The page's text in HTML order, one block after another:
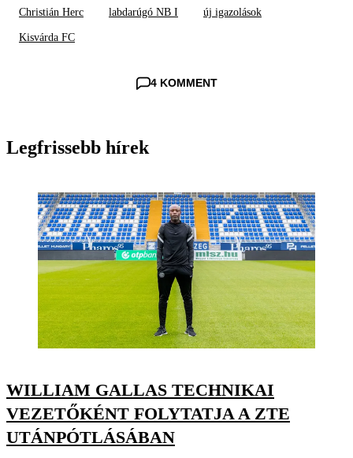
Christián Herc labdarúgó NB I új igazolások
Kisvárda FC
4 KOMMENT
Legfrissebb hírek
WILLIAM GALLAS TECHNIKAI
VEZETŐKÉNT FOLYTATJA A ZTE
UTÁNPÓTLÁSÁBAN